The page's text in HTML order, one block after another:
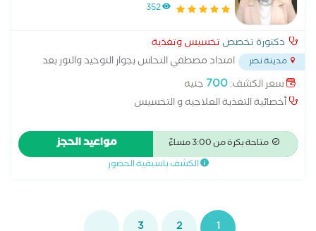
352
دكتورة تخصص تخسيس وتغذية
مدينة نصر
امتداد مصطفي النحاس بجوار التوحيد والنور بعد
مدرسه المنهل...
سعر الكشف:700 جنيه
أخصائية التغذية العلاجيه و التخسيس
متاحة بكرة من 3:00 مساءً مواعيد الحجز
الكشف باسبقية الحضور